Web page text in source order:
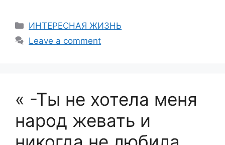
Categories
ИНТЕРЕСНАЯ ЖИЗНЬ
Leave a comment
« -Ты не хотела меня
народ жевать и